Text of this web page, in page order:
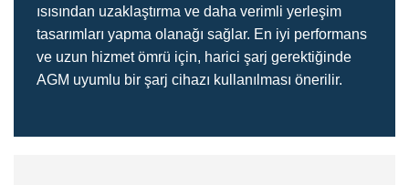
ısısından uzaklaştırma ve daha verimli yerleşim
tasarımları yapma olanağı sağlar. En iyi performans
ve uzun hizmet ömrü için, harici şarj gerektiğinde
AGM uyumlu bir şarj cihazı kullanılması önerilir.